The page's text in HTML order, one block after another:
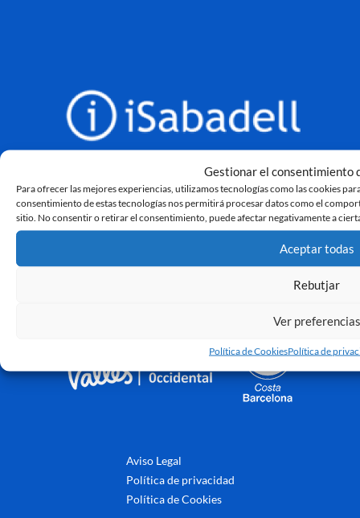
Gestionar el consentimiento
Para ofrecer las mejores experiencias, utilizamos tecnologías como las cookies
consentimiento de estas tecnologías nos permitirá procesar datos como el
sitio. No consentir o retirar el consentimiento, puede afectar negativamente a
Aceptar todas
Rebutjar
Ver preferencias
Política de CookiesPolítica de
Aviso Legal
Política de privacidad
Política de Cookies